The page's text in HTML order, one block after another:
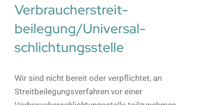
Verbraucher­streit­
beilegung/Universal­
schlichtungs­stelle
Wir sind nicht bereit oder verpflichtet, an
Streitbeilegungsverfahren vor einer